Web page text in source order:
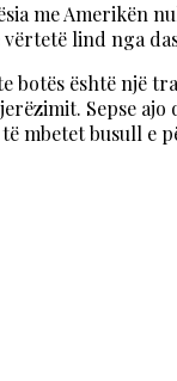
me Amerikën
lind nga
është një
Sepse ajo
mbetet busull e